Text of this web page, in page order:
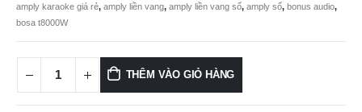
amply karaoke giá rẻ, amply liền vang, amply liền vang số, amply số, bonus audio,
bosa t8000W
THÊM VÀO GIỎ HÀNG